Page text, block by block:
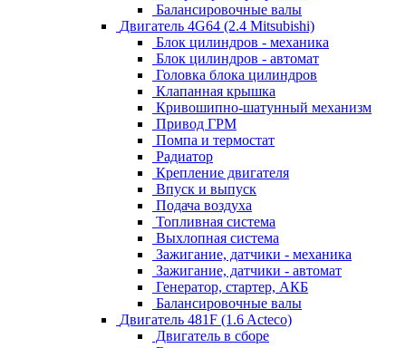
Балансировочные валы
Двигатель 4G64 (2.4 Mitsubishi)
Блок цилиндров - механика
Блок цилиндров - автомат
Головка блока цилиндров
Клапанная крышка
Кривошипно-шатунный механизм
Привод ГРМ
Помпа и термостат
Радиатор
Крепление двигателя
Впуск и выпуск
Подача воздуха
Топливная система
Выхлопная система
Зажигание, датчики - механика
Зажигание, датчики - автомат
Генератор, стартер, АКБ
Балансировочные валы
Двигатель 481F (1.6 Acteco)
Двигатель в сборе